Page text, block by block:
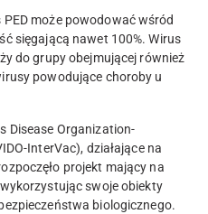
może powodować wśród
sięgającą nawet 100%. Wirus
do grupy obejmującej również
powodujące choroby u
Disease Organization-
InterVac), działające na
projekt mający na
swoje obiekty
biologicznego.